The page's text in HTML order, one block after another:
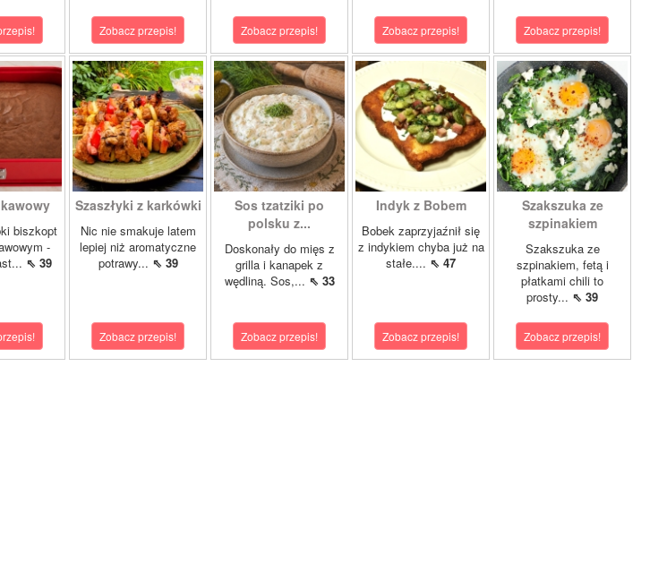
Zobacz przepis! Zobacz przepis! Zobacz przepis! Zobacz przepis!
biszkopt
-
⇖ 39
Szaszłyki z karkówki
Nic nie smakuje latem
lepiej niż aromatyczne
potrawy... ⇖ 39
Zobacz przepis!
Sos tzatziki po
polsku z...
Doskonały do mięs z
grilla i kanapek z
wędliną. Sos,... ⇖ 33
Zobacz przepis!
Indyk z Bobem
Bobek zaprzyjaźnił się
z indykiem chyba już na
stałe.... ⇖ 47
Zobacz przepis!
Szakszuka ze
szpinakiem
Szakszuka ze
szpinakiem, fetą i
płatkami chili to
prosty... ⇖ 39
Zobacz przepis!